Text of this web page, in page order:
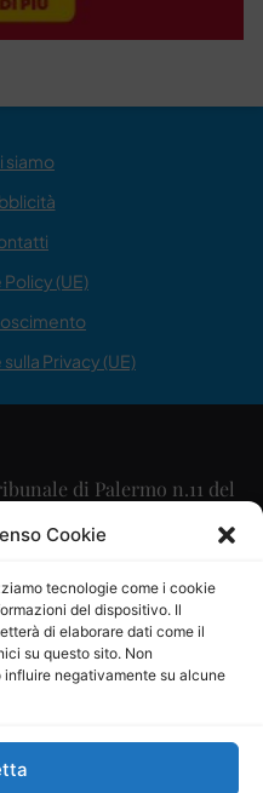
Cookie
tecnologie come i cookie
del dispositivo. Il
di elaborare dati come il
su questo sito. Non
negativamente su alcune
siamo
(UE)
Privacy (UE)
di Palermo n.11 del
Scaglione
Maria Calabrese